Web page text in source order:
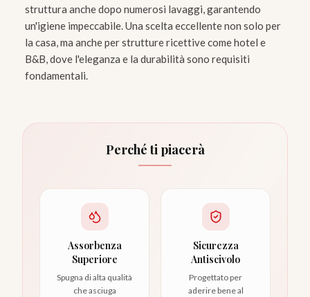
struttura anche dopo numerosi lavaggi, garantendo
un'igiene impeccabile. Una scelta eccellente non solo per
la casa, ma anche per strutture ricettive come hotel e
B&B, dove l'eleganza e la durabilità sono requisiti
fondamentali.
Perché ti piacerà
Assorbenza
Superiore
Spugna di alta qualità
che asciuga
Sicurezza
Antiscivolo
Progettato per
aderire bene al